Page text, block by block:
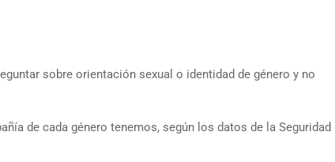
sobre orientación sexual o identidad de género y no
de cada género tenemos, según los datos de la Seguridad